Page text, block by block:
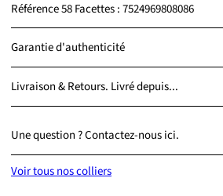
Référence 58 Facettes : 7524969808086
Garantie d'authenticité
Livraison & Retours. Livré depuis...
Une question ? Contactez-nous ici.
Voir tous nos colliers